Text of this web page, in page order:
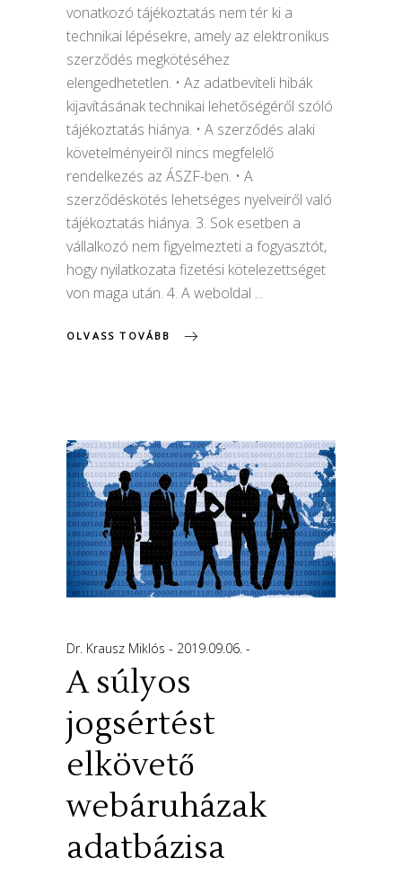
vonatkozó tájékoztatás nem tér ki a
technikai lépésekre, amely az elektronikus
szerződés megkötéséhez
elengedhetetlen. • Az adatbeviteli hibák
kijavításának technikai lehetőségéről szóló
tájékoztatás hiánya. • A szerződés alaki
követelményeiről nincs megfelelő
rendelkezés az ÁSZF-ben. • A
szerződéskötés lehetséges nyelveiről való
tájékoztatás hiánya. 3. Sok esetben a
vállalkozó nem figyelmezteti a fogyasztót,
hogy nyilatkozata fizetési kötelezettséget
von maga után. 4. A weboldal
OLVASS TOVÁBB
Dr. Krausz Miklós 2019.09.06.
A súlyos
jogsértést
elkövető
webáruházak
adatbázisa